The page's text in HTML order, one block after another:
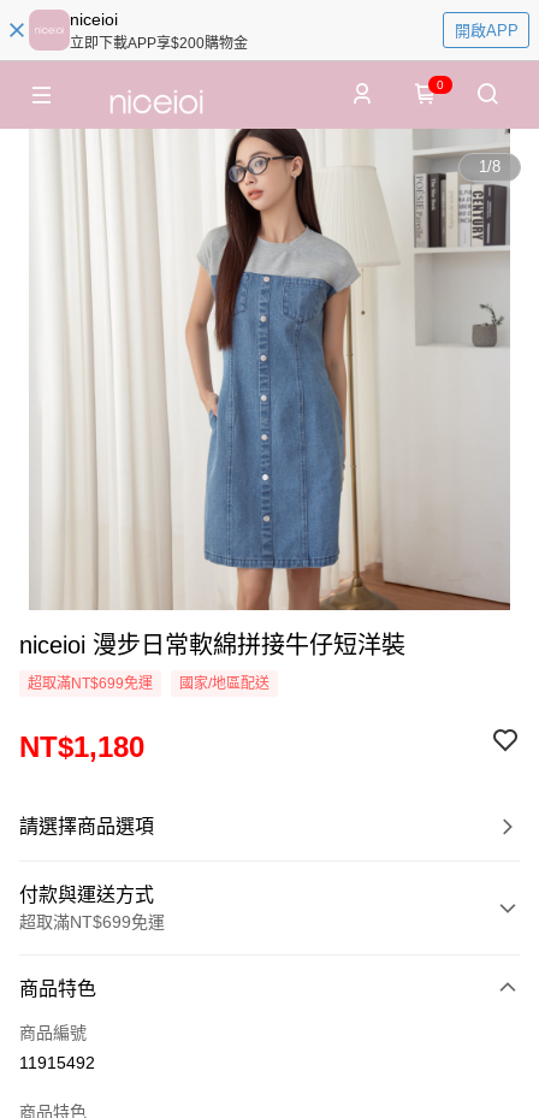
niceioi
立即下載APP享$200購物金
開啟APP
0
1/8
niceioi 漫步日常軟綿拼接牛仔短洋裝
超取滿NT$699免運 國家/地區配送
NT$1,180
請選擇商品選項
付款與運送方式
超取滿NT$699免運
信用卡一次付款
超商取貨付款
商品特色
商品編號
11915492
商品特色